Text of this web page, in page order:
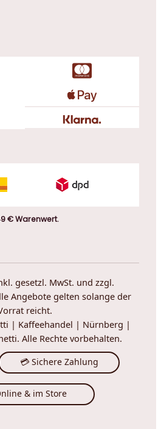
€ Warenwert.
gesetzl. MwSt. und zzgl.
Angebote gelten solange der
reicht.
| Kaffeehandel | Nürnberg |
Alle Rechte vorbehalten.
💳 Sichere Zahlung
& im Store